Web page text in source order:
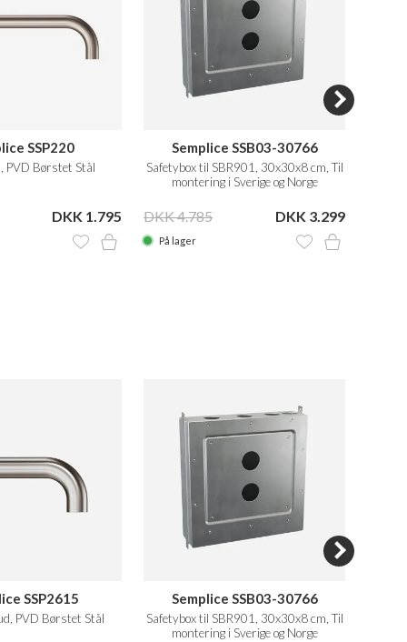
SSP220
PVD Børstet Stål
DKK 1.795
Semplice SSB03-30766
Safetybox til SBR901, 30x30x8 cm, Til
montering i Sverige og Norge
DKK 4.785 DKK 3.299
På lager
SSP2615
PVD Børstet Stål
Semplice SSB03-30766
Safetybox til SBR901, 30x30x8 cm, Til
montering i Sverige og Norge